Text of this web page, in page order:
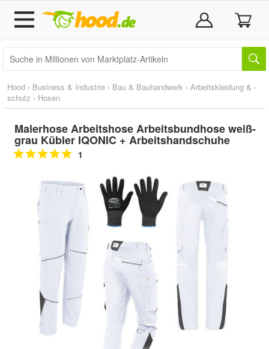
Hood › Business & Industrie › Bau & Bauhandwerk › Arbeitskleidung & -
schutz › Hosen
Malerhose Arbeitshose Arbeitsbundhose weiß-
grau Kübler IQONIC + Arbeitshandschuhe
1